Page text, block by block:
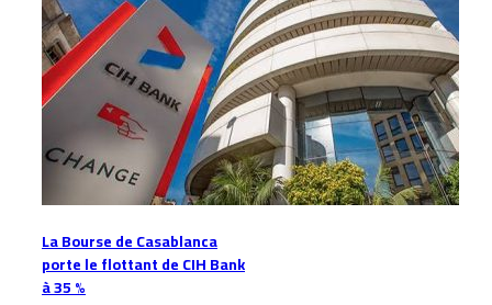
La Bourse de Casablanca
porte le flottant de CIH Bank
à 35 %